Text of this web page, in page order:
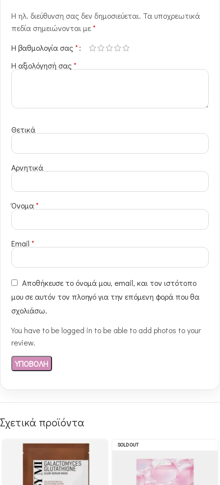
Η ηλ. διεύθυνση σας δεν δημοσιεύεται. Τα υποχρεωτικά
πεδία σημειώνονται με*
Η βαθμολογία σας*
Η αξιολόγησή σας*
Θετικά
Αρνητικά
Όνομα*
Email *
Αποθήκευσε το όνομά μου, email, και τον ιστότοπο
μου σε αυτόν τον πλοηγό για την επόμενη φορά που θα
σχολιάσω.
You have to be logged in to be able to add photos to your
review.
Σχετικά προϊόντα
SOLD OUT